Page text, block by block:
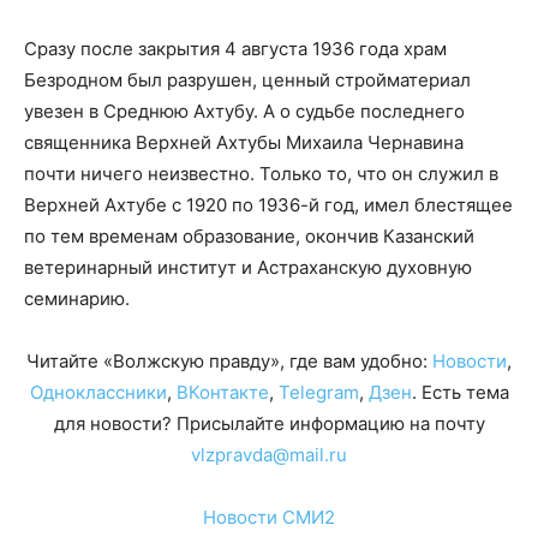
Сразу после закрытия 4 августа 1936 года храм
Безродном был разрушен, ценный стройматериал
увезен в Среднюю Ахтубу. А о судьбе последнего
священника Верхней Ахтубы Михаила Чернавина
почти ничего неизвестно. Только то, что он служил в
Верхней Ахтубе с 1920 по 1936-й год, имел блестящее
по тем временам образование, окончив Казанский
ветеринарный институт и Астраханскую духовную
семинарию.
Читайте «Волжскую правду», где вам удобно: Новости,
Одноклассники, ВКонтакте, Telegram, Дзен. Есть тема
для новости? Присылайте информацию на почту
vlzpravda@mail.ru
Новости СМИ2